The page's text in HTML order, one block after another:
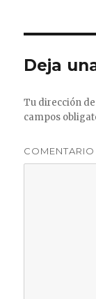
Deja
Tu dirección
campos
COMENTARIO